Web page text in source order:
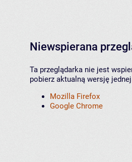
Niewspierana
Ta przeglądarka nie jest
pobierz aktualną wersję
Mozilla Firefox
Google Chrome